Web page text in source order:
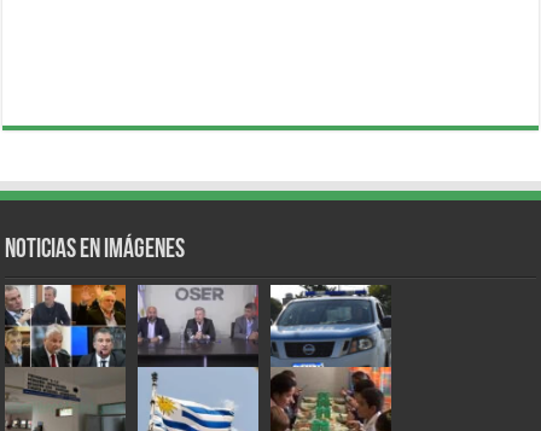
Noticias en Imágenes